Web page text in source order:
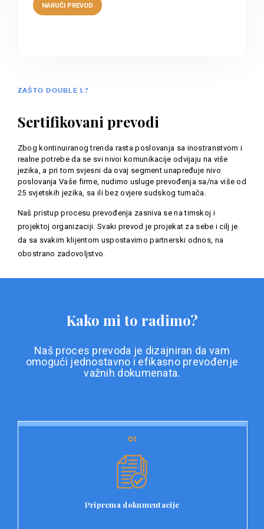
ZAŠTO DOUBLE L?
Sertifikovani prevodi
Zbog kontinuiranog trenda rasta poslovanja sa inostranstvom i
realne potrebe da se svi nivoi komunikacije odvijaju na više
jezika, a pri tom svjesni da ovaj segment unapređuje nivo
poslovanja Vaše firme, nudimo usluge prevođenja sa/na više od
25 svjetskih jezika, sa ili bez ovjere sudskog tumača.
Naš pristup procesu prevođenja zasniva se na timskoj i
projektoj organizaciji. Svaki prevod je projekat za sebe i cilj je
da sa svakim klijentom uspostavimo partnerski odnos, na
obostrano zadovoljstvo.
Kako mi to radimo?
Naš proces prevoda je dizajniran da vam
omogući jednostavno i efikasno prevođenje
važnih dokumenata.
01
Priprema dokumentacije
01
Prvi korak u našem procesu prevoda je priprema
dokumentacije. Korisnici jednostavno učitavaju svoje
dokumenta, kao i specifične zahtjeve za prevod.